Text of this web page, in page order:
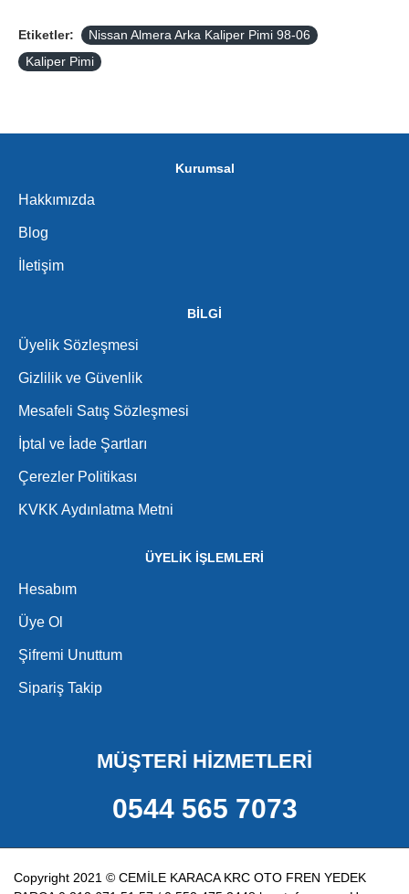
Etiketler:
Nissan Almera Arka Kaliper Pimi 98-06
Kaliper Pimi
Kurumsal
Hakkımızda
Blog
İletişim
BİLGİ
Üyelik Sözleşmesi
Gizlilik ve Güvenlik
Mesafeli Satış Sözleşmesi
İptal ve İade Şartları
Çerezler Politikası
KVKK Aydınlatma Metni
ÜYELİK İŞLEMLERİ
Hesabım
Üye Ol
Şifremi Unuttum
Sipariş Takip
MÜŞTERİ HİZMETLERİ
0544 565 7073
Copyright 2021 © CEMİLE KARACA KRC OTO FREN YEDEK